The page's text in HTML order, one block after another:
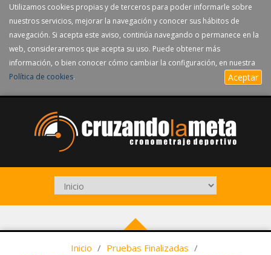
Utilizamos cookies propias y de terceros para poder informarle sobre
nuestros servicios, mejorar la navegación y conocer sus hábitos de
navegación. Si acepta este aviso, continúa navegando o permanece en la
web, consideraremos que acepta su uso. Puede obtener más
información, o bien conocer cómo cambiar la configuración, en nuestra
Política de cookies. Aceptar
Inicio / Pruebas Finalizadas /